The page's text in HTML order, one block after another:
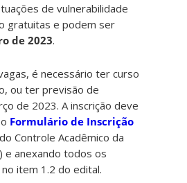
de vulnerabilidade
gratuitas e podem ser
de 2023.
é necessário ter curso
ou ter previsão de
de 2023. A inscrição deve
Formulário de Inscrição
do Controle Acadêmico da
e anexando todos os
item 1.2 do edital.